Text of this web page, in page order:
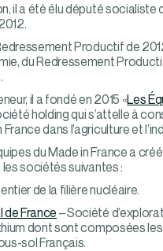
il a été élu député socialiste
Productif de
du Redressement
il a fondé en 2015 «Les
holding qui s’attelle à
dans l’agriculture et
du Made in France a
sociétés suivantes :
de la filière nucléaire.
de France – Société
dont sont composées
sol Français.